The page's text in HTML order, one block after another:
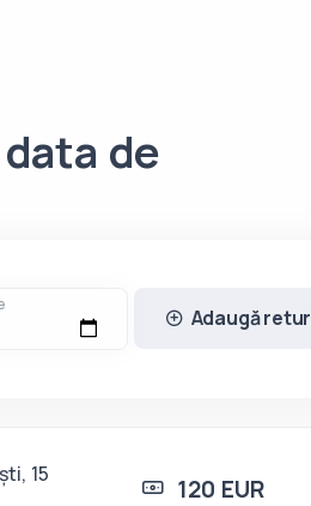
de
Adaugă retur
15 120 EUR